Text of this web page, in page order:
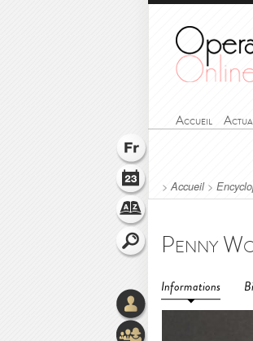
Accueil
>Accueil>
Penny
Informations